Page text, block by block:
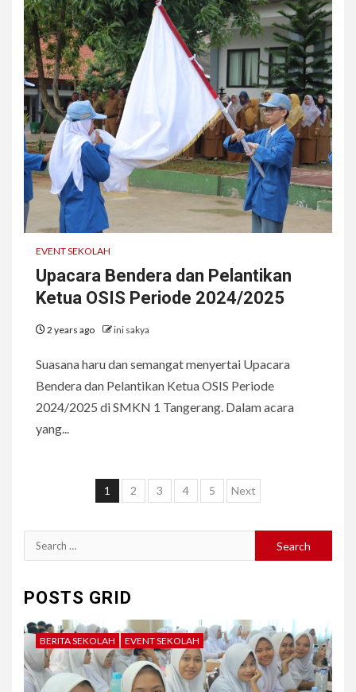
EVENT SEKOLAH
Upacara Bendera dan Pelantikan
Ketua OSIS Periode 2024/2025
2 years ago ini sakya
Suasana haru dan semangat menyertai Upacara
Bendera dan Pelantikan Ketua OSIS Periode
2024/2025 di SMKN 1 Tangerang. Dalam acara
yang...
Posts
1 2 3 4 5 Next
Search
for:
POSTS GRID
BERITA SEKOLAH EVENT SEKOLAH